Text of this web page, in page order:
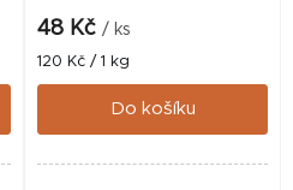
48 Kč / ks
Měrná
cena:
120 Kč / 1 kg
Do košíku